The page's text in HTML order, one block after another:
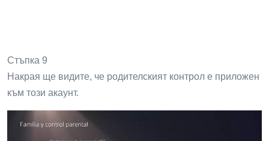
Стъпка 9
Накрая ще видите, че родителският контрол е приложен
към този акаунт.